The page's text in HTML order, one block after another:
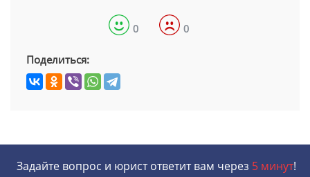
0 0
Поделиться:
Задайте вопрос и юрист ответит вам через 5 минут!